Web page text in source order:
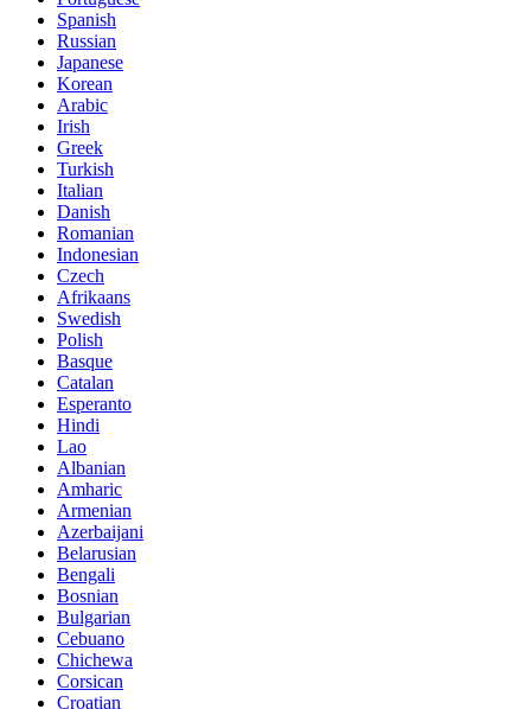
Spanish
Russian
Japanese
Korean
Arabic
Irish
Greek
Turkish
Italian
Danish
Romanian
Indonesian
Czech
Afrikaans
Swedish
Polish
Basque
Catalan
Esperanto
Hindi
Lao
Albanian
Amharic
Armenian
Azerbaijani
Belarusian
Bengali
Bosnian
Bulgarian
Cebuano
Chichewa
Corsican
Croatian